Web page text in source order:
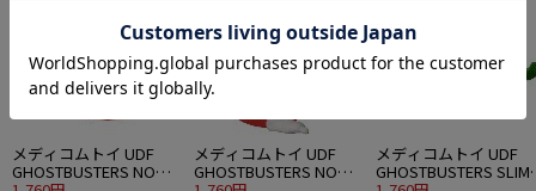
メディコムトイ UDF
GHOSTBUSTERS NO
メディコムトイ UDF
GHOSTBUSTERS NO
メディコムトイ UDF
GHOSTBUSTERS